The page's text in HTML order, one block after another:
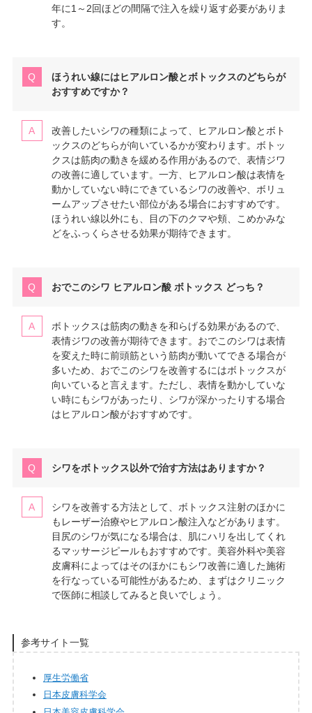
年に1～2回ほどの間隔で注入を繰り返す必要がありま
す。
ほうれい線にはヒアルロン酸とボトックスのどちらが
おすすめですか？
改善したいシワの種類によって、ヒアルロン酸とボト
ックスのどちらが向いているかが変わります。ボトッ
クスは筋肉の動きを緩める作用があるので、表情ジワ
の改善に適しています。一方、ヒアルロン酸は表情を
動かしていない時にできているシワの改善や、ボリュ
ームアップさせたい部位がある場合におすすめです。
ほうれい線以外にも、目の下のクマや頬、こめかみな
どをふっくらさせる効果が期待できます。
おでこのシワ ヒアルロン酸 ボトックス どっち？
ボトックスは筋肉の動きを和らげる効果があるので、
表情ジワの改善が期待できます。おでこのシワは表情
を変えた時に前頭筋という筋肉が動いてできる場合が
多いため、おでこのシワを改善するにはボトックスが
向いていると言えます。ただし、表情を動かしていな
い時にもシワがあったり、シワが深かったりする場合
はヒアルロン酸がおすすめです。
シワをボトックス以外で治す方法はありますか？
シワを改善する方法として、ボトックス注射のほかに
もレーザー治療やヒアルロン酸注入などがあります。
目尻のシワが気になる場合は、肌にハリを出してくれ
るマッサージピールもおすすめです。美容外科や美容
皮膚科によってはそのほかにもシワ改善に適した施術
を行なっている可能性があるため、まずはクリニック
で医師に相談してみると良いでしょう。
参考サイト一覧
厚生労働省
日本皮膚科学会